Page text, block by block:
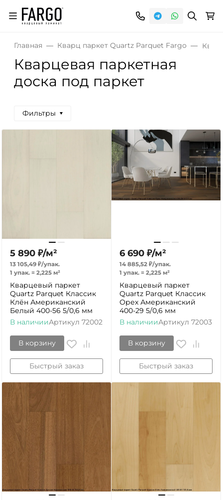
Главная Кварц паркет Quartz Parquet Fargo
Кварцевая паркетная
доска под паркет
Фильтры
5 890 ₽/м²
13 105,49 ₽/упак.
1 упак. = 2,225 м²
Кварцевый паркет
Quartz Parquet Классик
Клён Американский
Белый 400-56 5/0,6 мм
В наличииАртикул 72002
В корзину
Быстрый заказ
6 690 ₽/м²
14 885,52 ₽/упак.
1 упак. = 2,225 м²
Кварцевый паркет
Quartz Parquet Классик
Орех Американский
400-29 5/0,6 мм
В наличииАртикул 72003
В корзину
Быстрый заказ